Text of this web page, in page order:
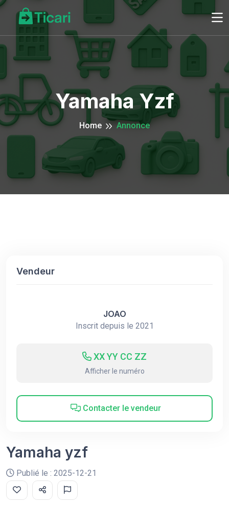
Yamaha Yzf
Home Annonce
Vendeur
JOAO
Inscrit depuis le 2021
XX YY CC ZZ
Afficher le numéro
Contacter le vendeur
Yamaha yzf
Publié le : 2025-12-21